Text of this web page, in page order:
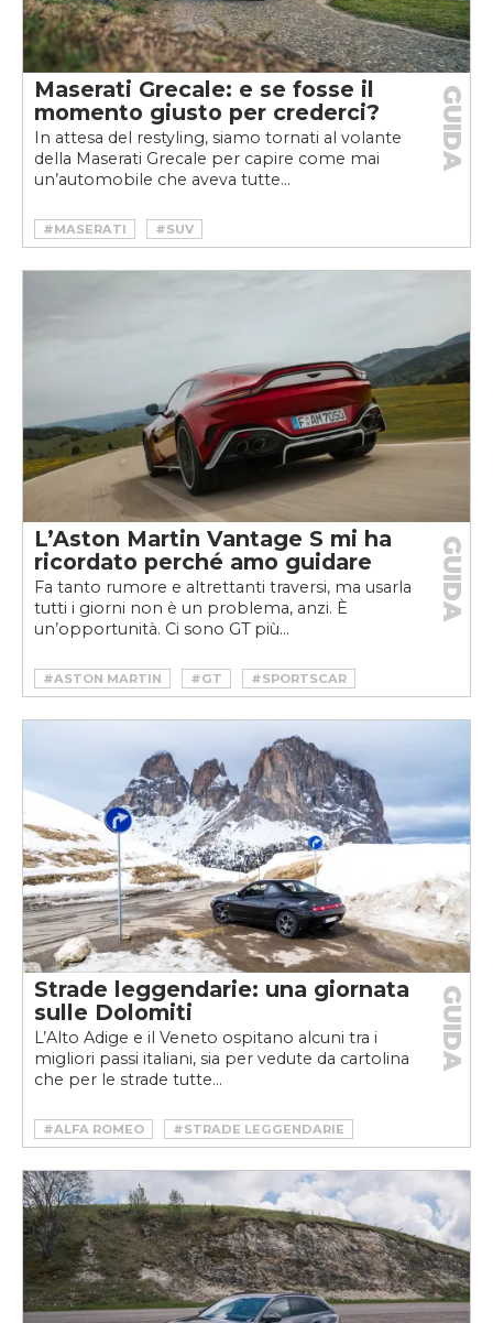
Maserati Grecale: e se fosse il
momento giusto per crederci?
In attesa del restyling, siamo tornati al volante
della Maserati Grecale per capire come mai
un’automobile che aveva tutte...
GUIDA
#MASERATI #SUV
L’Aston Martin Vantage S mi ha
ricordato perché amo guidare
Fa tanto rumore e altrettanti traversi, ma usarla
tutti i giorni non è un problema, anzi. È
un’opportunità. Ci sono GT più...
GUIDA
#ASTON MARTIN #GT #SPORTSCAR
Strade leggendarie: una giornata
sulle Dolomiti
L’Alto Adige e il Veneto ospitano alcuni tra i
migliori passi italiani, sia per vedute da cartolina
che per le strade tutte...
GUIDA
#ALFA ROMEO #STRADE LEGGENDARIE